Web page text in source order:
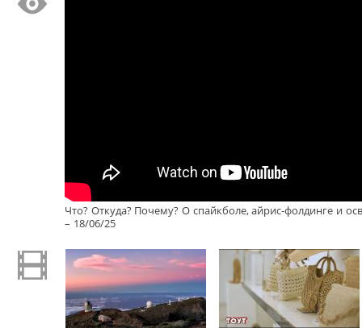
Что? Откуда? Почему? О спайкболе, айрис-фолдинге и
– 18/06/25